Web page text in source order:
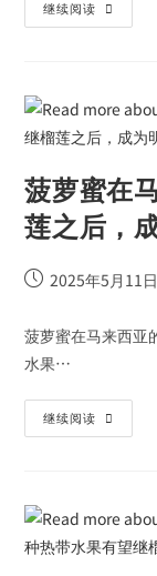
继续阅读
菠萝蜜在
莲之后，
2025年5月11日
菠萝蜜在马来西亚
水果…
继续阅读